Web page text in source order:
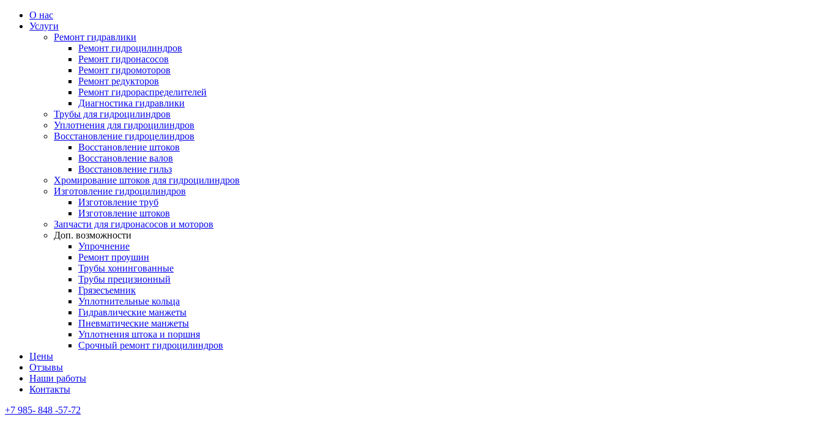
О нас
Услуги
Ремонт гидравлики
Ремонт гидроцилиндров
Ремонт гидронасосов
Ремонт гидромоторов
Ремонт редукторов
Ремонт гидрораспределителей
Диагностика гидравлики
Трубы для гидроцилиндров
Уплотнения для гидроцилиндров
Восстановление гидроцелиндров
Восстановление штоков
Восстановление валов
Восстановление гильз
Хромирование штоков для гидроцилиндров
Изготовление гидроцилиндров
Изготовление труб
Изготовление штоков
Запчасти для гидронасосов и моторов
Доп. возможности
Упрочнение
Ремонт проушин
Трубы хонингованные
Трубы прецизионный
Грязесъемник
Уплотнительные кольца
Гидравлические манжеты
Пневматические манжеты
Уплотнения штока и поршня
Срочный ремонт гидроцилиндров
Цены
Отзывы
Наши работы
Контакты
+7 985- 848 -57-72